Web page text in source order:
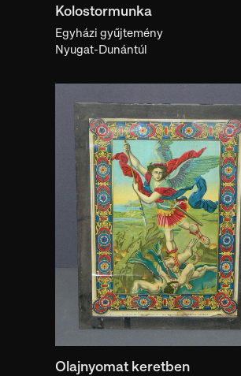
Képekkel
Kolostormunka
Egyházi gyűjtemény
Nyugat-Dunántúl
Olajnyomat keretben